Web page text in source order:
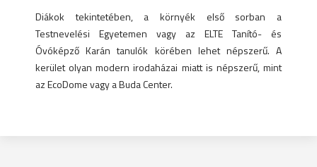
Diákok tekintetében, a környék első sorban a
Testnevelési Egyetemen vagy az ELTE Tanító- és
Óvóképző Karán tanulók körében lehet népszerű. A
kerület olyan modern irodaházai miatt is népszerű, mint
az EcoDome vagy a Buda Center.